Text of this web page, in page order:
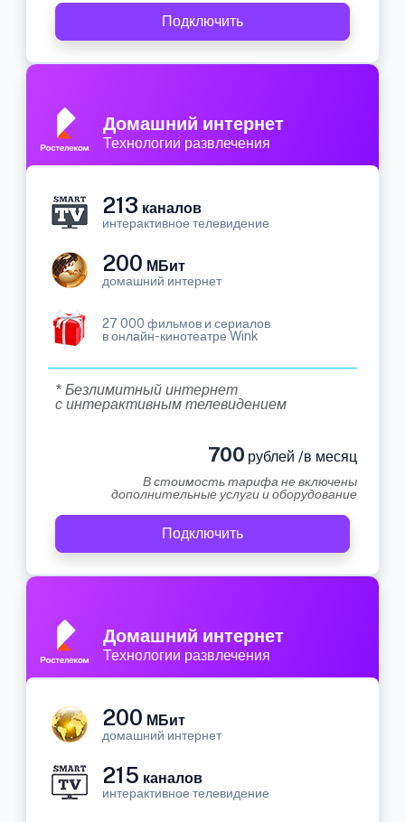
Подключить
Домашний интернет
Технологии развлечения
213 каналов
интерактивное телевидение
200 МБит
домашний интернет
27 000 фильмов и сериалов
в онлайн-кинотеатре Wink
* Безлимитный интернет
с интерактивным телевидением
700 рублей /в месяц
В стоимость тарифа не включены
дополнительные услуги и оборудование
Подключить
Домашний интернет
Технологии развлечения
200 МБит
домашний интернет
215 каналов
интерактивное телевидение